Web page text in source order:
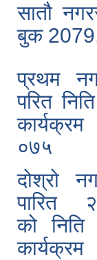
सातौ
बुक
प्रथम
परित
०७५
दोश्रो
पारित
को
कार्यक्रम